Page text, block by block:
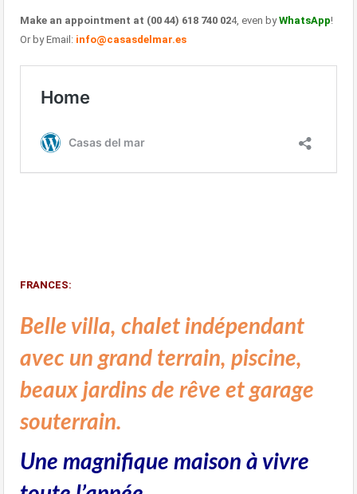
Make an appointment at (00 44) 618 740 024, even byWhatsApp!
Or by Email: info@casasdelmar.es
FRANCES:
Belle villa, chalet indépendant
avec un grand terrain, piscine,
beaux jardins de rêve et garage
souterrain.
Une magnifique maison à vivre